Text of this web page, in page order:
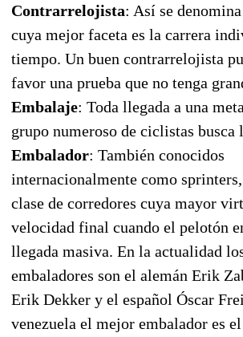
Contrarrelojista: Así se
cuya mejor faceta es la carrera
tiempo. Un buen contrarrelojista
favor una prueba que no tenga
Embalaje: Toda llegada a una
grupo numeroso de ciclistas busca
Embalador: También conocidos
internacionalmente como
clase de corredores cuya mayor
velocidad final cuando el pelotón
llegada masiva. En la actualidad
embaladores son el alemán Erik
Erik Dekker y el español Óscar
venezuela el mejor embalador es